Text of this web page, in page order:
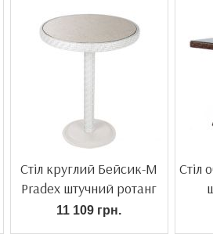
Стіл круглий Бейсик-М
Pradex штучний ротанг
11 109 грн.
Стіл